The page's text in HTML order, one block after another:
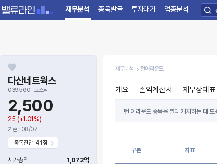
재무분석 종목발굴 투자대가 업종분석
다산네트웍스
039560 코스닥
2,500
25 (+1.01%)
기준 : 08/07
종목진단 41점
시가총액
1,072억
재무분석 턴어라운드
개요 손익계산서 재무상태표
턴 어라운드 종목을 빨리 캐치하는 데
항목별 지표는 기업의 수익성, 자본조
구분 지표